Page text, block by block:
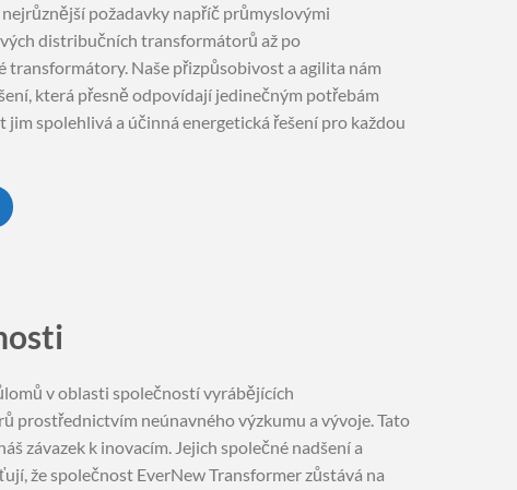
požadavky napříč průmyslovými
distribučních transformátorů až po
transformátory. Naše přizpůsobivost a agilita nám
která přesně odpovídají jedinečným potřebám
jim spolehlivá a účinná energetická řešení pro každou
v oblasti společností vyrábějících
prostřednictvím neúnavného výzkumu a vývoje. Tato
závazek k inovacím. Jejich společné nadšení a
že společnost EverNew Transformer zůstává na